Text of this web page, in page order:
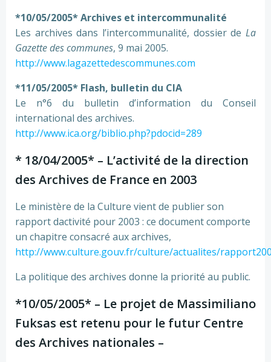
*10/05/2005* Archives et intercommunalité
Les archives dans l’intercommunalité, dossier de La
Gazette des communes, 9 mai 2005.
http://www.lagazettedescommunes.com
*11/05/2005* Flash, bulletin du CIA
Le n°6 du bulletin d’information du Conseil
international des archives.
http://www.ica.org/biblio.php?pdocid=289
* 18/04/2005* – L’activité de la direction
des Archives de France en 2003
Le ministère de la Culture vient de publier son
rapport dactivité pour 2003 : ce document comporte
un chapitre consacré aux archives,
http://www.culture.gouv.fr/culture/actualites/
La politique des archives donne la priorité au public.
*10/05/2005* – Le projet de Massimiliano
Fuksas est retenu pour le futur Centre
des Archives nationales –